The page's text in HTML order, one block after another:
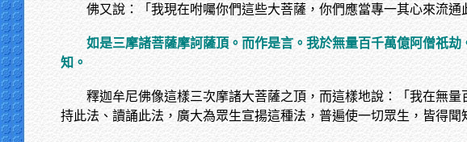
佛又說：「我現在咐囑你們這些大菩薩，你們應當專一其心來流
如是三摩諸菩薩摩訶薩頂。而作是言。我於無量百千萬億阿僧祇
知。
釋迦牟尼佛像這樣三次摩諸大菩薩之頂，而這樣地說：「我在無
持此法、讀誦此法，廣大為眾生宣揚這種法，普遍使一切眾生，皆得聞